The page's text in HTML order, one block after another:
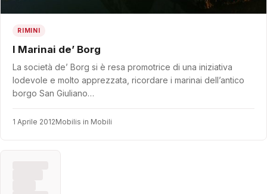
RIMINI
I Marinai de’ Borg
La società de’ Borg si è resa promotrice di una iniziativa
lodevole e molto apprezzata, ricordare i marinai dell’antico
borgo San Giuliano…
1 Aprile 2012Mobilis in Mobili